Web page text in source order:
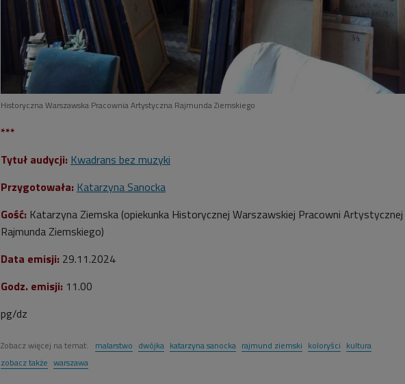
Historyczna Warszawska Pracownia Artystyczna Rajmunda Ziemskiego
***
Tytuł audycji: Kwadrans bez muzyki
Przygotowała: Katarzyna Sanocka
Gość: Katarzyna Ziemska (opiekunka Historycznej Warszawskiej Pracowni Artystycznej
Rajmunda Ziemskiego)
Data emisji: 29.11.2024
Godz. emisji: 11.00
pg/dz
Zobacz więcej na temat: malarstwo dwójka katarzyna sanocka rajmund ziemski koloryści kultura
zobacz także warszawa